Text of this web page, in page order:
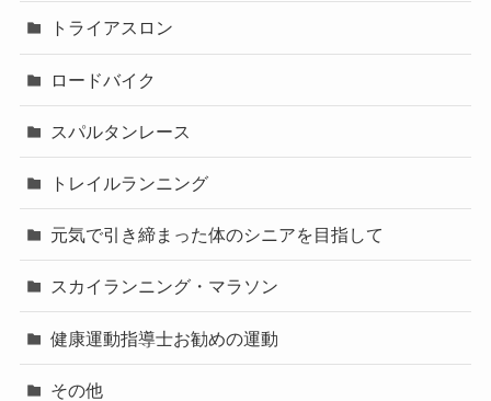
トライアスロン
ロードバイク
スパルタンレース
トレイルランニング
元気で引き締まった体のシニアを目指して
スカイランニング・マラソン
健康運動指導士お勧めの運動
その他